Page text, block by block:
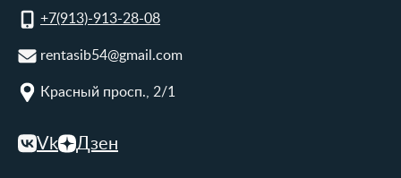
+7(913)-913-28-08
rentasib54@gmail.com
Красный просп., 2/1
Vk Дзен